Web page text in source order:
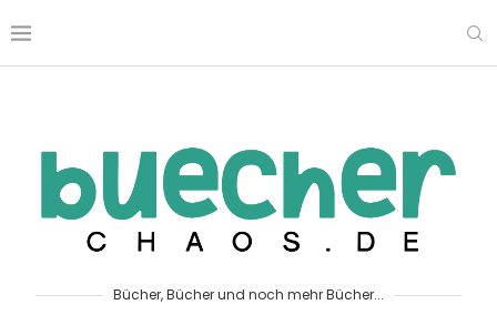
Bücher, Bücher und noch mehr Bücher...